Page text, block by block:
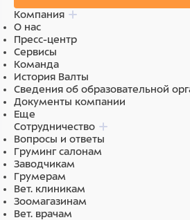
Компания
О нас
Пресс-центр
Сервисы
Команда
История Валты
Сведения об образовательной
Документы компании
Еще
Сотрудничество
Вопросы и ответы
Груминг салонам
Заводчикам
Грумерам
Вет. клиникам
Зоомагазинам
Вет. врачам